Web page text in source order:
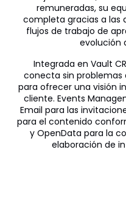
remuneradas, su
completa gracias a las
flujos de trabajo de
evolución
Integrada en Vault
conecta sin
para ofrecer una visión
cliente. Events
Email para las
para el contenido
y OpenData para la
elaboración de